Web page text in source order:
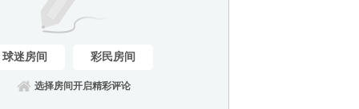
球迷房间 彩民房间
选择房间开启精彩评论